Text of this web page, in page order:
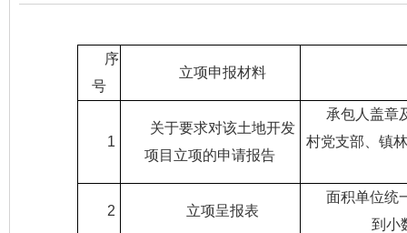
序
号
立项申报材料
1
关于要求对该土地开发
项目立项的申请报告
承包人盖章
村党支部、镇
2 立项呈报表
面积单位统
到小